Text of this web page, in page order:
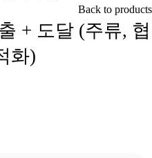
Back to products
+ 도달 (주류, 협
화)